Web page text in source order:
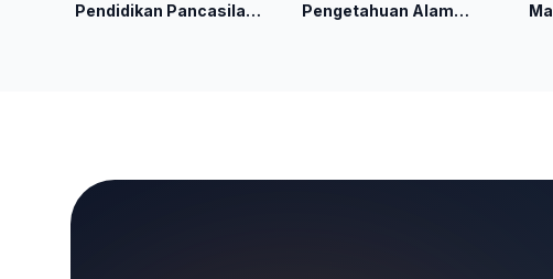
Pendidikan Pancasila
Pengetahuan Alam